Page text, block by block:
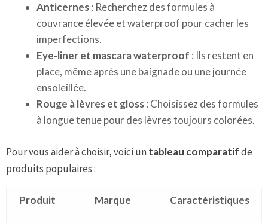
Anticernes: Recherchez des formules à
couvrance élevée et waterproof pour cacher les
imperfections.
Eye-liner et mascara waterproof : Ils restent en
place, même après une baignade ou une journée
ensoleillée.
Rouge à lèvres et gloss: Choisissez des formules
à longue tenue pour des lèvres toujours colorées.
Pour vous aider à choisir, voici untableau comparatifde
produits populaires :
Produit Marque Caractéristiques